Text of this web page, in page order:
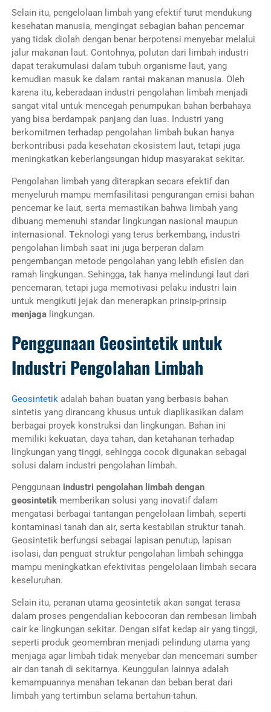
Selain itu, pengelolaan limbah yang efektif turut mendukung
kesehatan manusia, mengingat sebagian bahan pencemar
yang tidak diolah dengan benar berpotensi menyebar melalui
jalur makanan laut. Contohnya, polutan dari limbah industri
dapat terakumulasi dalam tubuh organisme laut, yang
kemudian masuk ke dalam rantai makanan manusia. Oleh
karena itu, keberadaan industri pengolahan limbah menjadi
sangat vital untuk mencegah penumpukan bahan berbahaya
yang bisa berdampak panjang dan luas. Industri yang
berkomitmen terhadap pengolahan limbah bukan hanya
berkontribusi pada kesehatan ekosistem laut, tetapi juga
meningkatkan keberlangsungan hidup masyarakat sekitar.
Pengolahan limbah yang diterapkan secara efektif dan
menyeluruh mampu memfasilitasi pengurangan emisi bahan
pencemar ke laut, serta memastikan bahwa limbah yang
dibuang memenuhi standar lingkungan nasional maupun
internasional. Teknologi yang terus berkembang, industri
pengolahan limbah saat ini juga berperan dalam
pengembangan metode pengolahan yang lebih efisien dan
ramah lingkungan. Sehingga, tak hanya melindungi laut dari
pencemaran, tetapi juga memotivasi pelaku industri lain
untuk mengikuti jejak dan menerapkan prinsip-prinsip
menjaga lingkungan.
Penggunaan Geosintetik untuk
Industri Pengolahan Limbah
Geosintetik adalah bahan buatan yang berbasis bahan
sintetis yang dirancang khusus untuk diaplikasikan dalam
berbagai proyek konstruksi dan lingkungan. Bahan ini
memiliki kekuatan, daya tahan, dan ketahanan terhadap
lingkungan yang tinggi, sehingga cocok digunakan sebagai
solusi dalam industri pengolahan limbah.
Penggunaan industri pengolahan limbah dengan
geosintetikmemberikan solusi yang inovatif dalam
mengatasi berbagai tantangan pengelolaan limbah, seperti
kontaminasi tanah dan air, serta kestabilan struktur tanah.
Geosintetik berfungsi sebagai lapisan penutup, lapisan
isolasi, dan penguat struktur pengolahan limbah sehingga
mampu meningkatkan efektivitas pengelolaan limbah secara
keseluruhan.
Selain itu, peranan utama geosintetik akan sangat terasa
dalam proses pengendalian kebocoran dan rembesan limbah
cair ke lingkungan sekitar. Dengan sifat kedap air yang tinggi,
seperti produk geomembran menjadi pelindung utama yang
menjaga agar limbah tidak menyebar dan mencemari sumber
air dan tanah di sekitarnya. Keunggulan lainnya adalah
kemampuannya menahan tekanan dan beban berat dari
limbah yang tertimbun selama bertahun-tahun.